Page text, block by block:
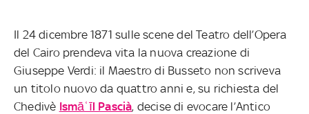
Il 24 dicembre 1871 sulle scene del Teatro dell’Opera
del Cairo prendeva vita la nuova creazione di
Giuseppe Verdi: il Maestro di Busseto non scriveva
un titolo nuovo da quattro anni e, su richiesta del
Chedivè Ismāʿīl Pascià, decise di evocare l’Antico